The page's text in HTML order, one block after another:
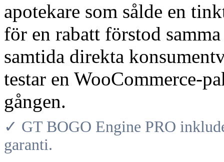
apotekare som sålde en
för en rabatt förstod
samtida direkta
testar en WooCommerce-
gången.
✓ GT BOGO Engine PRO
garanti.